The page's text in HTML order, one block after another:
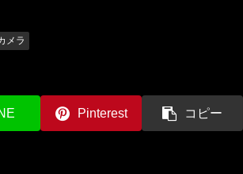
メラ
Pinterest コピー